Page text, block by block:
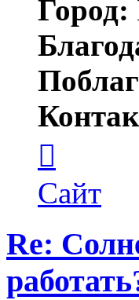
Город:
пользователя
Lawego
Сайт
Re: